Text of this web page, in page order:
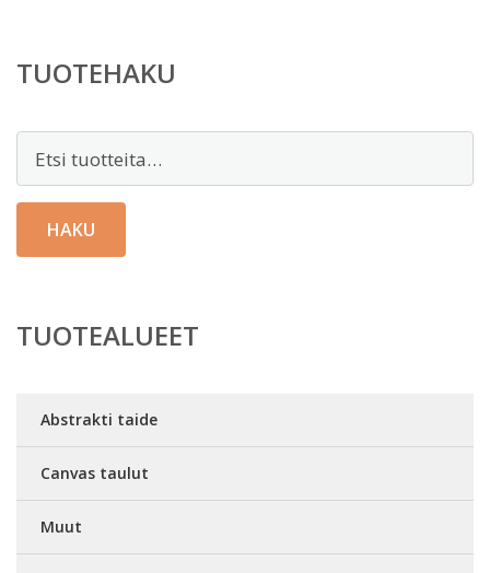
TUOTEHAKU
HAKU
TUOTEALUEET
Abstrakti taide
Canvas taulut
Muut